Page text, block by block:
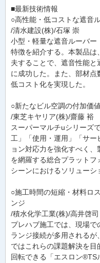
■最新技術情報
○高性能・低コストな遮音
/清水建設(株)/石塚 崇
小型・軽量な遮音ルーバ
特徴を紹介する。本製品は
夫することで、遮音性能と
に成功した。また、部材点
低コスト化を実現した。
○新たなビル空調の付加価
/東芝キヤリア(株)/齋藤 裕
スーパーマルチuシリーズ
工」「使用・運用」「サ
ョン対応力を強化すべく
を網羅する総合プラット
シーンにおけるソリューシ
○施工時間の短縮・材料ロ
ンジ
/積水化学工業(株)/高井啓司
プレハブ施工では、現場
ランジ接続が多用される
ではこれらの課題解決を
回転できる「エスロン®TS